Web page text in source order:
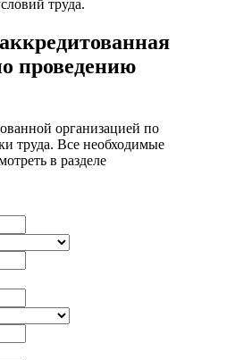
труда.
проведению
организацией по
труда. Все необходимые
в разделе